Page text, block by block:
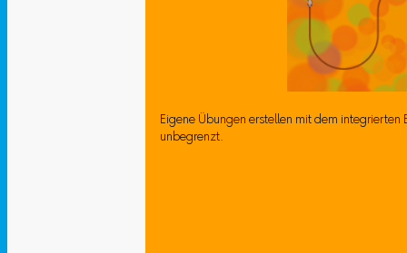
Eigene Übungen erstellen mit dem integrierten
unbegrenzt.